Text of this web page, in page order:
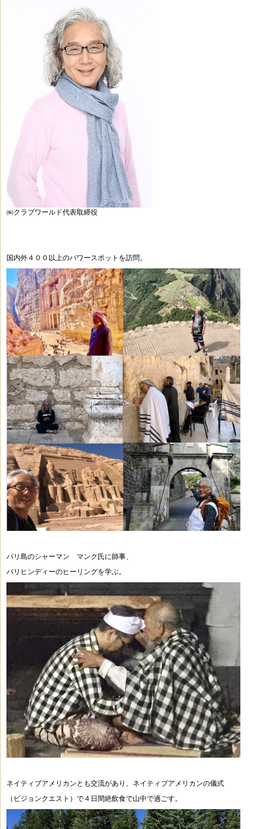
㈱クラブワールド代表取締役
国内外４００以上のパワースポットを訪問。
バリ島のシャーマン マンク氏に師事、
バリヒンディーのヒーリングを学ぶ。
ネイティブアメリカンとも交流があり、ネイティブアメリカンの儀式
（ビジョンクエスト）で４日間絶飲食で山中で過ごす。